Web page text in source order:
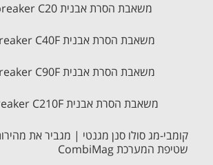
משאבת הסרת אבנית Scale breaker C20
משאבת הסרת אבנית Scale breaker C40F
משאבת הסרת אבנית Scale breaker C90F
משאבת הסרת אבנית Scale breaker C210F
קומבי-מג סולו סנן מגנטי | מגביר את
שטיפת המערכת CombiMag